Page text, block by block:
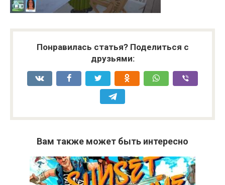
Понравилась статья? Поделиться с
друзьями:
Вам также может быть интересно